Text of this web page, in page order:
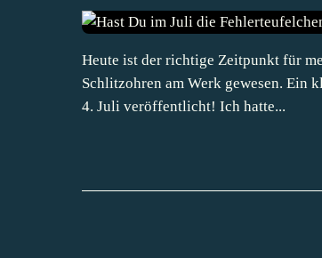
Heute ist der richtige Zeitpunkt für
Schlitzohren am Werk gewesen. Ein
4. Juli veröffentlicht! Ich hatte...